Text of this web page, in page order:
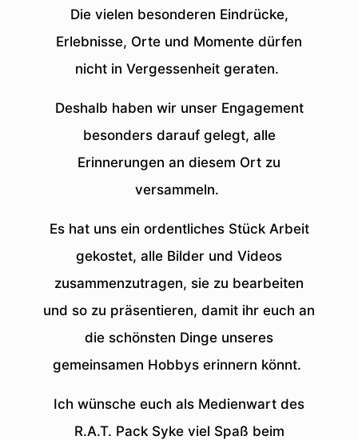
Die vielen besonderen Eindrücke,
Erlebnisse, Orte und Momente dürfen
nicht in Vergessenheit geraten.
Deshalb haben wir unser Engagement
besonders darauf gelegt, alle
Erinnerungen an diesem Ort zu
versammeln.
Es hat uns ein ordentliches Stück Arbeit
gekostet, alle Bilder und Videos
zusammenzutragen, sie zu bearbeiten
und so zu präsentieren, damit ihr euch an
die schönsten Dinge unseres
gemeinsamen Hobbys erinnern könnt.
Ich wünsche euch als Medienwart des
R.A.T. Pack Syke viel Spaß beim